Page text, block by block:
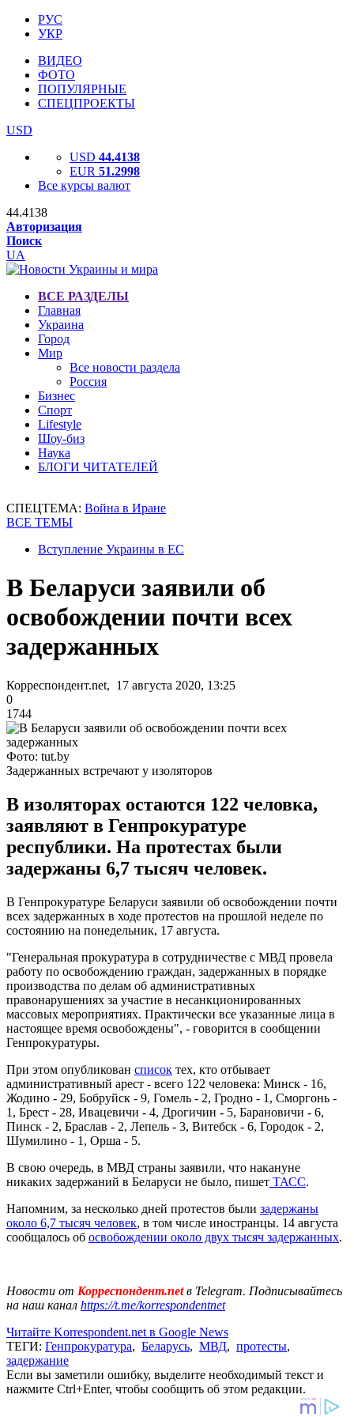
РУС
УКР
ВИДЕО
ФОТО
ПОПУЛЯРНЫЕ
СПЕЦПРОЕКТЫ
USD
USD 44.4138
EUR 51.2998
Все курсы валют
44.4138
Авторизация
Поиск
UA
ВСЕ РАЗДЕЛЫ
Главная
Украина
Город
Мир
Все новости раздела
Россия
Бизнес
Спорт
Lifestyle
Шоу-биз
Наука
БЛОГИ ЧИТАТЕЛЕЙ
СПЕЦТЕМА: Война в Иране
ВСЕ ТЕМЫ
Вступление Украины в ЕС
В Беларуси заявили об
освобождении почти всех
задержанных
Корреспондент.net, 17 августа 2020, 13:25
0
1744
Фото: tut.by
Задержанных встречают у изоляторов
В изоляторах остаются 122 человка,
заявляют в Генпрокуратуре
республики. На протестах были
задержаны 6,7 тысяч человек.
В Генпрокуратуре Беларуси заявили об освобождении почти
всех задержанных в ходе протестов на прошлой неделе по
состоянию на понедельник, 17 августа.
"Генеральная прокуратура в сотрудничестве с МВД провела
работу по освобождению граждан, задержанных в порядке
производства по делам об административных
правонарушениях за участие в несанкционированных
массовых мероприятиях. Практически все указанные лица в
настоящее время освобождены", - говорится в сообщении
Генпрокуратуры.
При этом опубликован список тех, кто отбывает
административный арест - всего 122 человека: Минск - 16,
Жодино - 29, Бобруйск - 9, Гомель - 2, Гродно - 1, Сморгонь -
1, Брест - 28, Ивацевичи - 4, Дрогичин - 5, Барановичи - 6,
Пинск - 2, Браслав - 2, Лепель - 3, Витебск - 6, Городок - 2,
Шумилино - 1, Орша - 5.
В свою очередь, в МВД страны заявили, что накануне
никаких задержаний в Беларуси не было, пишет ТАСС.
Напомним, за несколько дней протестов были задержаны
около 6,7 тысяч человек, в том числе иностранцы. 14 августа
сообщалось об освобождении около двух тысяч задержанных.
Новости от Корреспондент.netв Telegram. Подписывайтесь
на наш канал https://t.me/korrespondentnet
Читайте Korrespondent.net в Google News
ТЕГИ: Генпрокуратура, Беларусь, МВД, протесты,
задержание
Если вы заметили ошибку, выделите необходимый текст и
нажмите Ctrl+Enter, чтобы сообщить об этом редакции.